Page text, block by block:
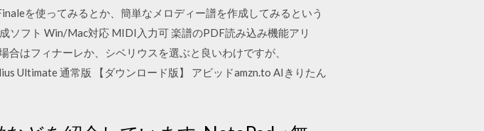
を使ってみるとか、簡単なメロディー譜を作成してみるという
ソフト Win/Mac対応 MIDI入力可 楽譜のPDF読み込み機能アリ
合はフィナーレか、シベリウスを選ぶと良いわけですが、
Ultimate 通常版 【ダウンロード版】 アビッドamzn.to AIきりたん